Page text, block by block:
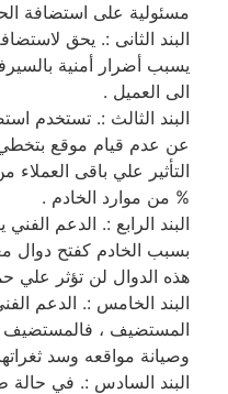
مسئولية على استضافة
البند الثانى :. يحق
يسبب أضرار أمنية
الى العميل .
البند الثالث :. تستخدم
عن عدم قيام موقع
% من موارد الخادم .
البند الرابع :. الدعم
بسبب الخادم كفتح دوال
هذه الدوال لن تؤثر علي
البند الخامس :. الدعم
المستضيف ، فالمستضيف
وصيانة مواقعه وسد
البند السادس :. في